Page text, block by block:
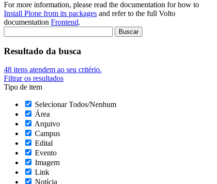
For more information, please read the documentation for how to
Install Plone from its packages and refer to the full Volto
documentation Frontend.
Resultado da busca
48 itens atendem ao seu critério.
Filtrar os resultados
Tipo de item
Selecionar Todos/Nenhum
Área
Arquivo
Campus
Edital
Evento
Imagem
Link
Notícia